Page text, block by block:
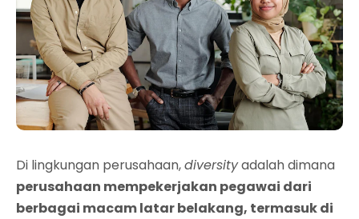
Di lingkungan perusahaan,diversityadalah dimana
perusahaan mempekerjakan pegawai dari
berbagai macam latar belakang, termasuk di